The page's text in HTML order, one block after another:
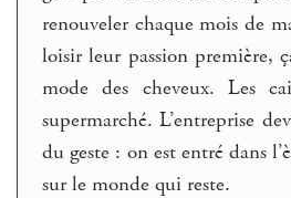
renouveler chaque mois de
loisir leur passion première,
mode des cheveux. Les
supermarché. L’entreprise
du geste : on est entré dans
sur le monde qui reste.